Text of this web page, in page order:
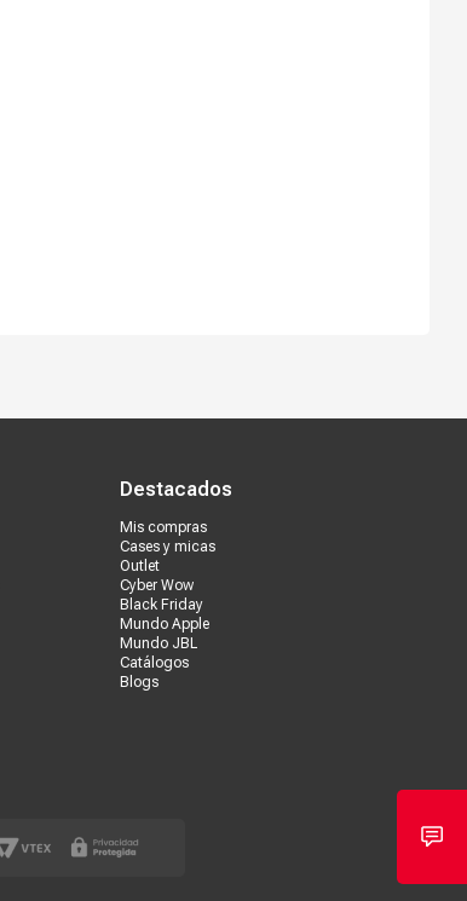
Destacados
Mis compras
Cases y micas
Outlet
Cyber Wow
Black Friday
Mundo Apple
Mundo JBL
Catálogos
Blogs